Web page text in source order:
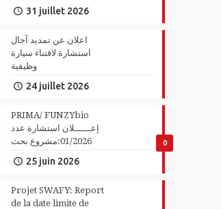
31 juillet 2026
اعلان عن تمديد آجال
استشارة لاقتناء سيارة
وظيفية
24 juillet 2026
0
PRIMA/ FUNZYbio
إعــــــلان استشارة عدد
01/2026:مشروع بحث
25 juin 2026
Projet SWAFY: Report
de la date limite de